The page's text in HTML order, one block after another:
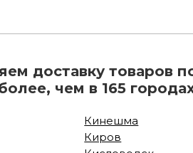
доставку товаров
чем в 165
Кинешма
Киров